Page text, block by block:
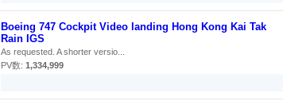
Boeing 747 Cockpit Video landing Hong Kong Kai Tak
Rain IGS
As requested. A shorter versio...
PV数: 1,334,999